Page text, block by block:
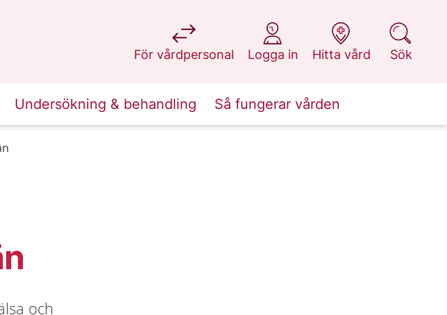
För vårdpersonal
på 1177.se
Logga in
på 1177.se
Hitta vård
på 1177.se
Sök
på 1177.se
Undersökning & behandling Så fungerar vården
och